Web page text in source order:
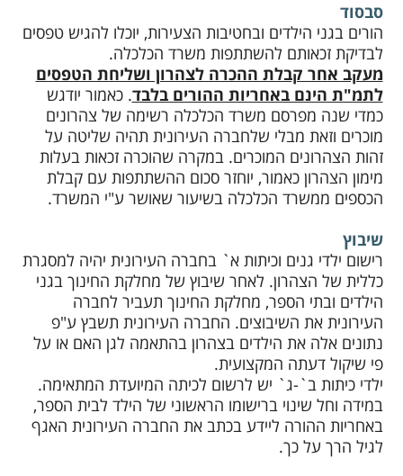
סבסוד
הורים בגני הילדים ובחטיבות הצעירות, יוכלו להגיש טפסים
לבדיקת זכאותם להשתתפות משרד הכלכלה.
מעקב אחר קבלת ההכרה לצהרון ושליחת הטפסים
לתמ"ת הינם באחריות ההורים בלבד. כאמור יודגש
כמדי שנה מפרסם משרד הכלכלה רשימה של צהרונים
מוכרים וזאת מבלי שלחברה העירונית תהיה שליטה על
זהות הצהרונים המוכרים. במקרה שהוכרה זכאות בעלות
מימון הצהרון כאמור, יוחזר סכום ההשתתפות עם קבלת
הכספים ממשרד הכלכלה בשיעור שאושר ע"י המשרד.
שיבוץ
רישום ילדי גנים וכיתות א` בחברה העירונית יהיה למסגרת
כללית של הצהרון. לאחר שיבוץ של מחלקת החינוך בגני
הילדים ובתי הספר, מחלקת החינוך תעביר לחברה
העירונית את השיבוצים. החברה העירונית תשבץ ע"פ
נתונים אלה את הילדים בצהרון בהתאמה לגן האם או על
פי שיקול דעתה המקצועית.
ילדי כיתות ב`-ג` יש לרשום לכיתה המיועדת המתאימה.
במידה וחל שינוי ברישומו הראשוני של הילד לבית הספר,
באחריות ההורה ליידע בכתב את החברה העירונית האגף
לגיל הרך על כך.